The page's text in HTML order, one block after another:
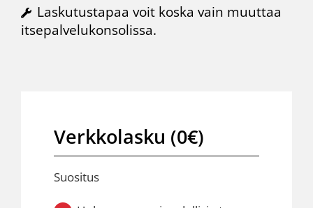
Laskutustapaa voit koska vain muuttaa
itsepalvelukonsolissa.
Verkkolasku (0€)
Suositus